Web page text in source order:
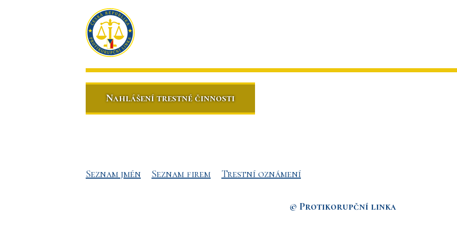
Nahlášení trestné činnosti
Seznam jmén Seznam firem Trestní oznámení
© Protikorupční linka